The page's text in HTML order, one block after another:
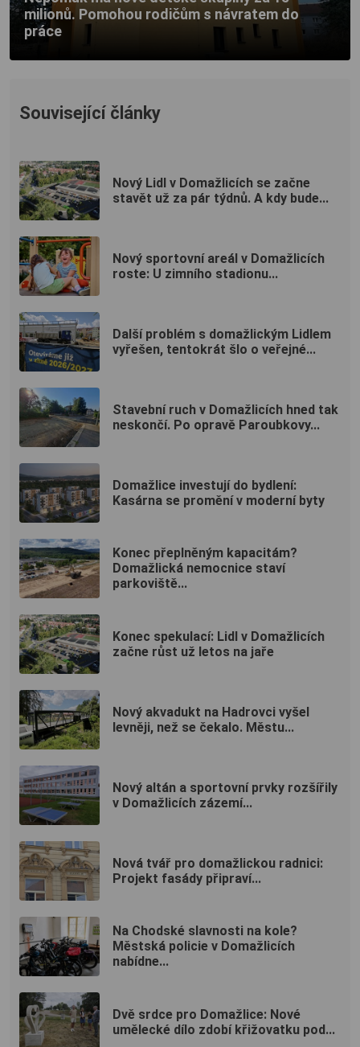
milionů. Pomohou rodičům s návratem do
práce
Související články
Nový Lidl v Domažlicích se začne
stavět už za pár týdnů. A kdy bude...
Nový sportovní areál v Domažlicích
roste: U zimního stadionu...
Další problém s domažlickým Lidlem
vyřešen, tentokrát šlo o veřejné...
Stavební ruch v Domažlicích hned tak
neskončí. Po opravě Paroubkovy...
Domažlice investují do bydlení:
Kasárna se promění v moderní byty
Konec přeplněným kapacitám?
Domažlická nemocnice staví
parkoviště...
Konec spekulací: Lidl v Domažlicích
začne růst už letos na jaře
Nový akvadukt na Hadrovci vyšel
levněji, než se čekalo. Městu...
Nový altán a sportovní prvky rozšířily
v Domažlicích zázemí...
Nová tvář pro domažlickou radnici:
Projekt fasády připraví...
Na Chodské slavnosti na kole?
Městská policie v Domažlicích
nabídne...
Dvě srdce pro Domažlice: Nové
umělecké dílo zdobí křižovatku pod...